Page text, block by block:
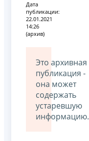
Дата
публикации:
22.01.2021
14:26
(архив)
Это архивная
публикация -
она может
содержать
устаревшую
информацию.